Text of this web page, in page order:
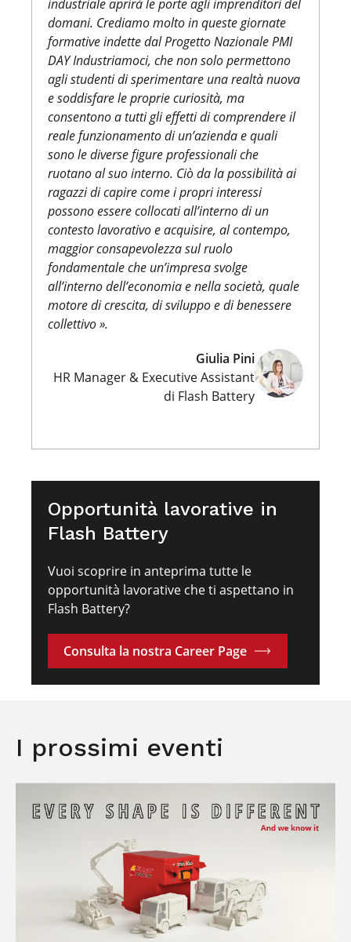
industriale aprirà le porte agli imprenditori del
domani. Crediamo molto in queste giornate
formative indette dal Progetto Nazionale PMI
DAY Industriamoci, che non solo permettono
agli studenti di sperimentare una realtà nuova
e soddisfare le proprie curiosità, ma
consentono a tutti gli effetti di comprendere il
reale funzionamento di un’azienda e quali
sono le diverse figure professionali che
ruotano al suo interno. Ciò da la possibilità ai
ragazzi di capire come i propri interessi
possono essere collocati all’interno di un
contesto lavorativo e acquisire, al contempo,
maggior consapevolezza sul ruolo
fondamentale che un’impresa svolge
all’interno dell’economia e nella società, quale
motore di crescita, di sviluppo e di benessere
collettivo ».
Giulia Pini
HR Manager & Executive Assistant
di Flash Battery
Opportunità lavorative in
Flash Battery
Vuoi scoprire in anteprima tutte le
opportunità lavorative che ti aspettano in
Flash Battery?
Consulta la nostra Career Page
I prossimi eventi